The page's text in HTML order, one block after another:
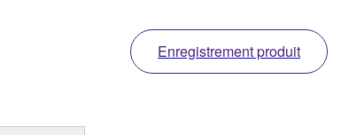
Enregistrement produit